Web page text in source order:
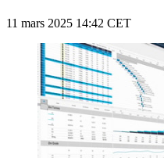
11 mars 2025 14:42 CET